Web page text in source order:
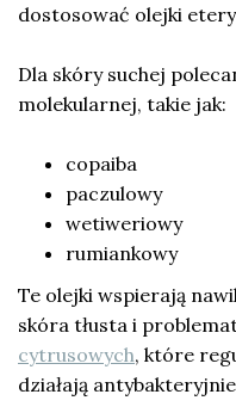
dostosować olejki
Dla skóry suchej
molekularnej, takie jak:
copaiba
paczulowy
wetiweriowy
rumiankowy
Te olejki wspierają
skóra tłusta i
cytrusowych, które
działają